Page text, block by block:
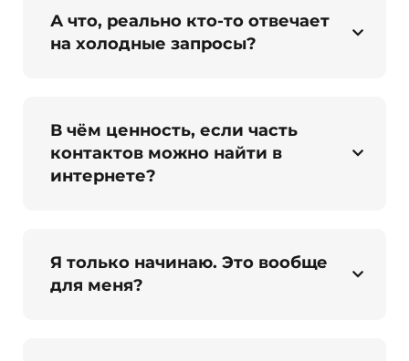
А что, реально кто-то отвечает
на холодные запросы?
В чём ценность, если часть
контактов можно найти в
интернете?
Я только начинаю. Это вообще
для меня?